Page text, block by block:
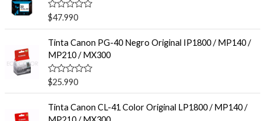
a
d
o
e
n
0
d
e
5
V
a
o
a
d
o
e
d
e
$47.990
Tinta Canon PG-40 Negro Original IP1800 / MP140 /
MP210 / MX300
V
a
o
$25.990
Tinta Canon CL-41 Color Original LP1800 / MP140 /